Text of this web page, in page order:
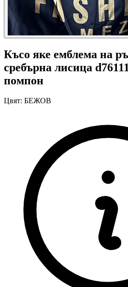
Късо яке емблема на
сребърна лисица
помпон
Цвят: БЕЖОВ